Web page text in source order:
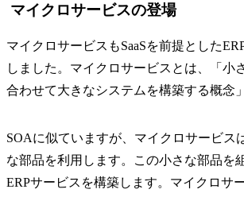
マイクロサービスの登場
マイクロサービスもSaaSを前提とした
しました。マイクロサービスとは、「小
合わせて大きなシステムを構築する概念
SOAに似ていますが、マイクロサービス
な部品を利用します。この小さな部品を
ERPサービスを構築します。マイクロサ